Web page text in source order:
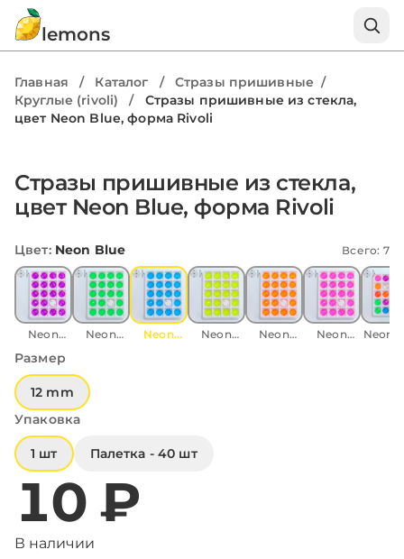
lemons
Главная / Каталог / Стразы пришивные /
Круглые (rivoli)
/
Стразы пришивные из стекла,
цвет Neon Blue, форма Rivoli
1 / 5
Стразы пришивные из стекла,
цвет Neon Blue, форма Rivoli
Цвет: Neon Blue Всего: 7
Neon
Neon
Neon
Neon
Neon
Neon
Neon
Размер
12 mm
Упаковка
1 шт Палетка - 40 шт
10 ₽
В наличии